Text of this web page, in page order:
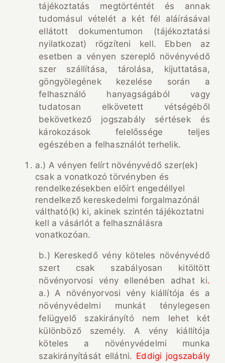
tájékoztatás megtörténtét és annak
tudomásul vételét a két fél aláírásával
ellátott dokumentumon (tájékoztatási
nyilatkozat) rögzíteni kell. Ebben az
esetben a vényen szereplő növényvédő
szer szállítása, tárolása, kijuttatása,
göngyölegének kezelése során a
felhasználó hanyagságából vagy
tudatosan elkövetett vétségéből
bekövetkező jogszabály sértések és
károkozások felelőssége teljes
egészében a felhasználót terhelik.
a.) A vényen felírt növényvédő szer(ek)
csak a vonatkozó törvényben és
rendelkezésekben előírt engedéllyel
rendelkező kereskedelmi forgalmazónál
váltható(k) ki, akinek szintén tájékoztatni
kell a vásárlót a felhasználásra
vonatkozóan.
b.) Kereskedő vény köteles növényvédő
szert csak szabályosan kitöltött
növényorvosi vény ellenében adhat ki.
a.) A növényorvosi vény kiállítója és a
növényvédelmi munkát ténylegesen
felügyelő szakirányító nem lehet két
különböző személy. A vény kiállítója
köteles a növényvédelmi munka
szakirányítását ellátni. Eddigi jogszabály